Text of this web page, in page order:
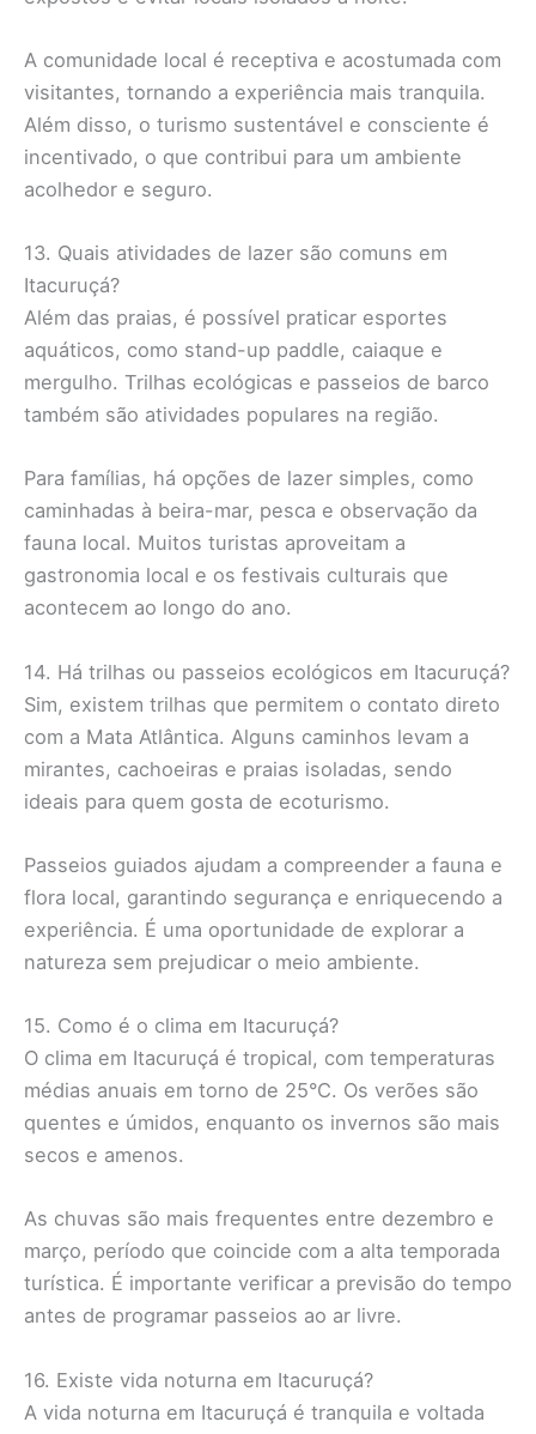
A comunidade local é receptiva e acostumada com
visitantes, tornando a experiência mais tranquila.
Além disso, o turismo sustentável e consciente é
incentivado, o que contribui para um ambiente
acolhedor e seguro.
13. Quais atividades de lazer são comuns em
Itacuruçá?
Além das praias, é possível praticar esportes
aquáticos, como stand-up paddle, caiaque e
mergulho. Trilhas ecológicas e passeios de barco
também são atividades populares na região.
Para famílias, há opções de lazer simples, como
caminhadas à beira-mar, pesca e observação da
fauna local. Muitos turistas aproveitam a
gastronomia local e os festivais culturais que
acontecem ao longo do ano.
14. Há trilhas ou passeios ecológicos em Itacuruçá?
Sim, existem trilhas que permitem o contato direto
com a Mata Atlântica. Alguns caminhos levam a
mirantes, cachoeiras e praias isoladas, sendo
ideais para quem gosta de ecoturismo.
Passeios guiados ajudam a compreender a fauna e
flora local, garantindo segurança e enriquecendo a
experiência. É uma oportunidade de explorar a
natureza sem prejudicar o meio ambiente.
15. Como é o clima em Itacuruçá?
O clima em Itacuruçá é tropical, com temperaturas
médias anuais em torno de 25°C. Os verões são
quentes e úmidos, enquanto os invernos são mais
secos e amenos.
As chuvas são mais frequentes entre dezembro e
março, período que coincide com a alta temporada
turística. É importante verificar a previsão do tempo
antes de programar passeios ao ar livre.
16. Existe vida noturna em Itacuruçá?
A vida noturna em Itacuruçá é tranquila e voltada